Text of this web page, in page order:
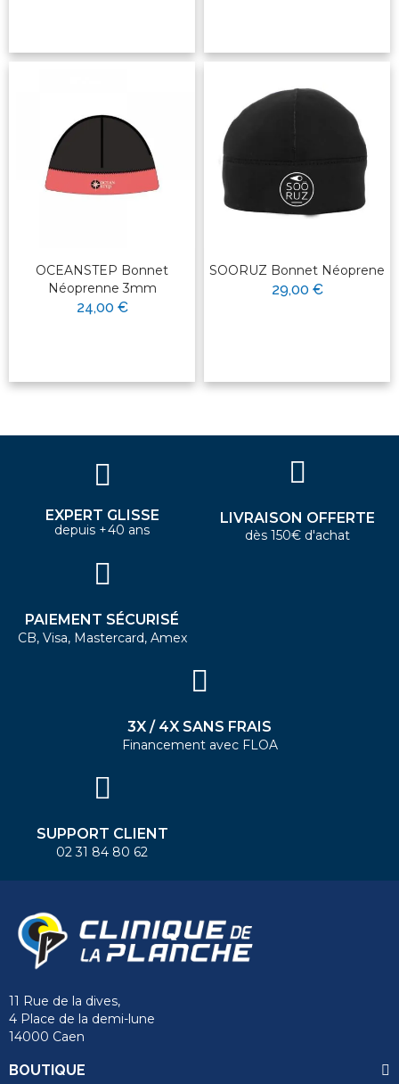
OCEANSTEP Bonnet
Néoprenne 3mm
24,00 €
SOORUZ Bonnet Néoprene
29,00 €
EXPERT GLISSE
depuis +40 ans
LIVRAISON OFFERTE
dès 150€ d'achat
PAIEMENT SÉCURISÉ
CB, Visa, Mastercard, Amex
3X / 4X SANS FRAIS
Financement avec FLOA
SUPPORT CLIENT
02 31 84 80 62
11 Rue de la dives,
4 Place de la demi-lune
14000 Caen
BOUTIQUE